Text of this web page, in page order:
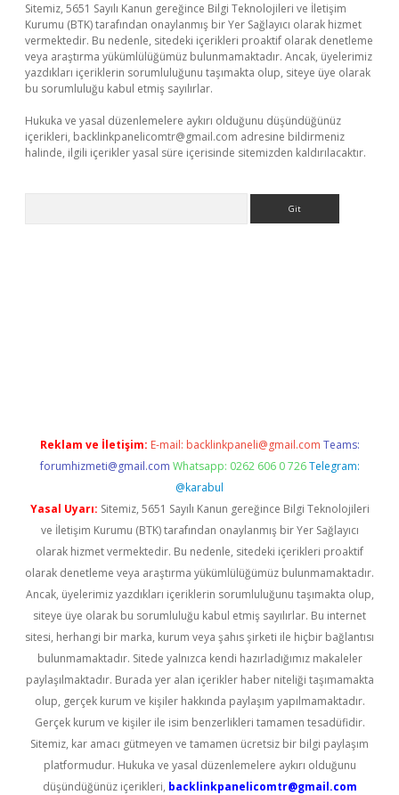
Sitemiz, 5651 Sayılı Kanun gereğince Bilgi Teknolojileri ve İletişim
Kurumu (BTK) tarafından onaylanmış bir Yer Sağlayıcı olarak hizmet
vermektedir. Bu nedenle, sitedeki içerikleri proaktif olarak denetleme
veya araştırma yükümlülüğümüz bulunmamaktadır. Ancak, üyelerimiz
yazdıkları içeriklerin sorumluluğunu taşımakta olup, siteye üye olarak
bu sorumluluğu kabul etmiş sayılırlar.
Hukuka ve yasal düzenlemelere aykırı olduğunu düşündüğünüz
içerikleri, backlinkpanelicomtr@gmail.com adresine bildirmeniz
halinde, ilgili içerikler yasal süre içerisinde sitemizden kaldırılacaktır.
Reklam ve İletişim: E-mail: backlinkpaneli@gmail.com Teams:
forumhizmeti@gmail.com Whatsapp: 0262 606 0 726 Telegram:
@karabul
Yasal Uyarı: Sitemiz, 5651 Sayılı Kanun gereğince Bilgi Teknolojileri
ve İletişim Kurumu (BTK) tarafından onaylanmış bir Yer Sağlayıcı
olarak hizmet vermektedir. Bu nedenle, sitedeki içerikleri proaktif
olarak denetleme veya araştırma yükümlülüğümüz bulunmamaktadır.
Ancak, üyelerimiz yazdıkları içeriklerin sorumluluğunu taşımakta olup,
siteye üye olarak bu sorumluluğu kabul etmiş sayılırlar. Bu internet
sitesi, herhangi bir marka, kurum veya şahıs şirketi ile hiçbir bağlantısı
bulunmamaktadır. Sitede yalnızca kendi hazırladığımız makaleler
paylaşılmaktadır. Burada yer alan içerikler haber niteliği taşımamakta
olup, gerçek kurum ve kişiler hakkında paylaşım yapılmamaktadır.
Gerçek kurum ve kişiler ile isim benzerlikleri tamamen tesadüfidir.
Sitemiz, kar amacı gütmeyen ve tamamen ücretsiz bir bilgi paylaşım
platformudur. Hukuka ve yasal düzenlemelere aykırı olduğunu
düşündüğünüz içerikleri, backlinkpanelicomtr@gmail.com